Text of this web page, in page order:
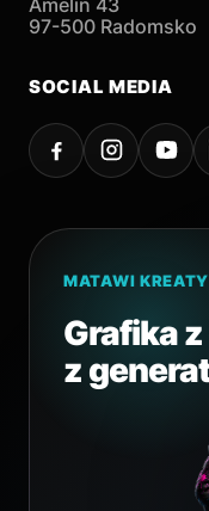
97-500 Radomsko
SOCIAL MEDIA
MATAWI
Grafika
z